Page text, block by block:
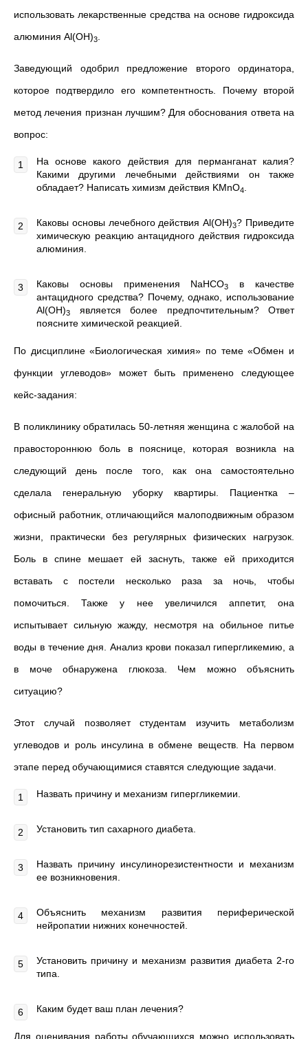
использовать лекарственные средства на основе гидроксида
алюминия Al(OH)3
Заведующий одобрил предложение второго ординатора,
которое подтвердило его компетентность. Почему второй
метод лечения признан лучшим? Для обоснования ответа на
вопрос:
На основе какого действия для перманганат калия?
Какими другими лечебными действиями он также
обладает? Написать химизм действия KMnO4
Каковы основы лечебного действия Al(OH)3? Приведите
химическую реакцию антацидного действия гидроксида
алюминия.
Каковы основы применения NaHCO3
в качестве
антацидного средства? Почему, однако, использование
Al(OH)3
является более предпочтительным? Ответ
поясните химической реакцией.
По дисциплине «Биологическая химия» по теме «Обмен и
функции углеводов» может быть применено следующее
кейс-задания:
В поликлинику обратилась 50-летняя женщина с жалобой на
правостороннюю боль в пояснице, которая возникла на
следующий день после того, как она самостоятельно
сделала генеральную уборку квартиры. Пациентка –
офисный работник, отличающийся малоподвижным образом
жизни, практически без регулярных физических нагрузок.
Боль в спине мешает ей заснуть, также ей приходится
вставать с постели несколько раза за ночь, чтобы
помочиться. Также у нее увеличился аппетит, она
испытывает сильную жажду, несмотря на обильное питье
воды в течение дня. Анализ крови показал гипергликемию, а
в моче обнаружена глюкоза. Чем можно объяснить
ситуацию?
Этот случай позволяет студентам изучить метаболизм
углеводов и роль инсулина в обмене веществ. На первом
этапе перед обучающимися ставятся следующие задачи.
Назвать причину и механизм гипергликемии.
Установить тип сахарного диабета.
Назвать причину инсулинорезистентности и механизм
ее возникновения.
Объяснить механизм развития периферической
нейропатии нижних конечностей.
Установить причину и механизм развития диабета 2-го
типа.
Каким будет ваш план лечения?
Для оценивания работы обучающихся можно использовать